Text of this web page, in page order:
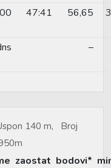
47:41 56,65
–
140 m, Broj
zaostat bodovi*